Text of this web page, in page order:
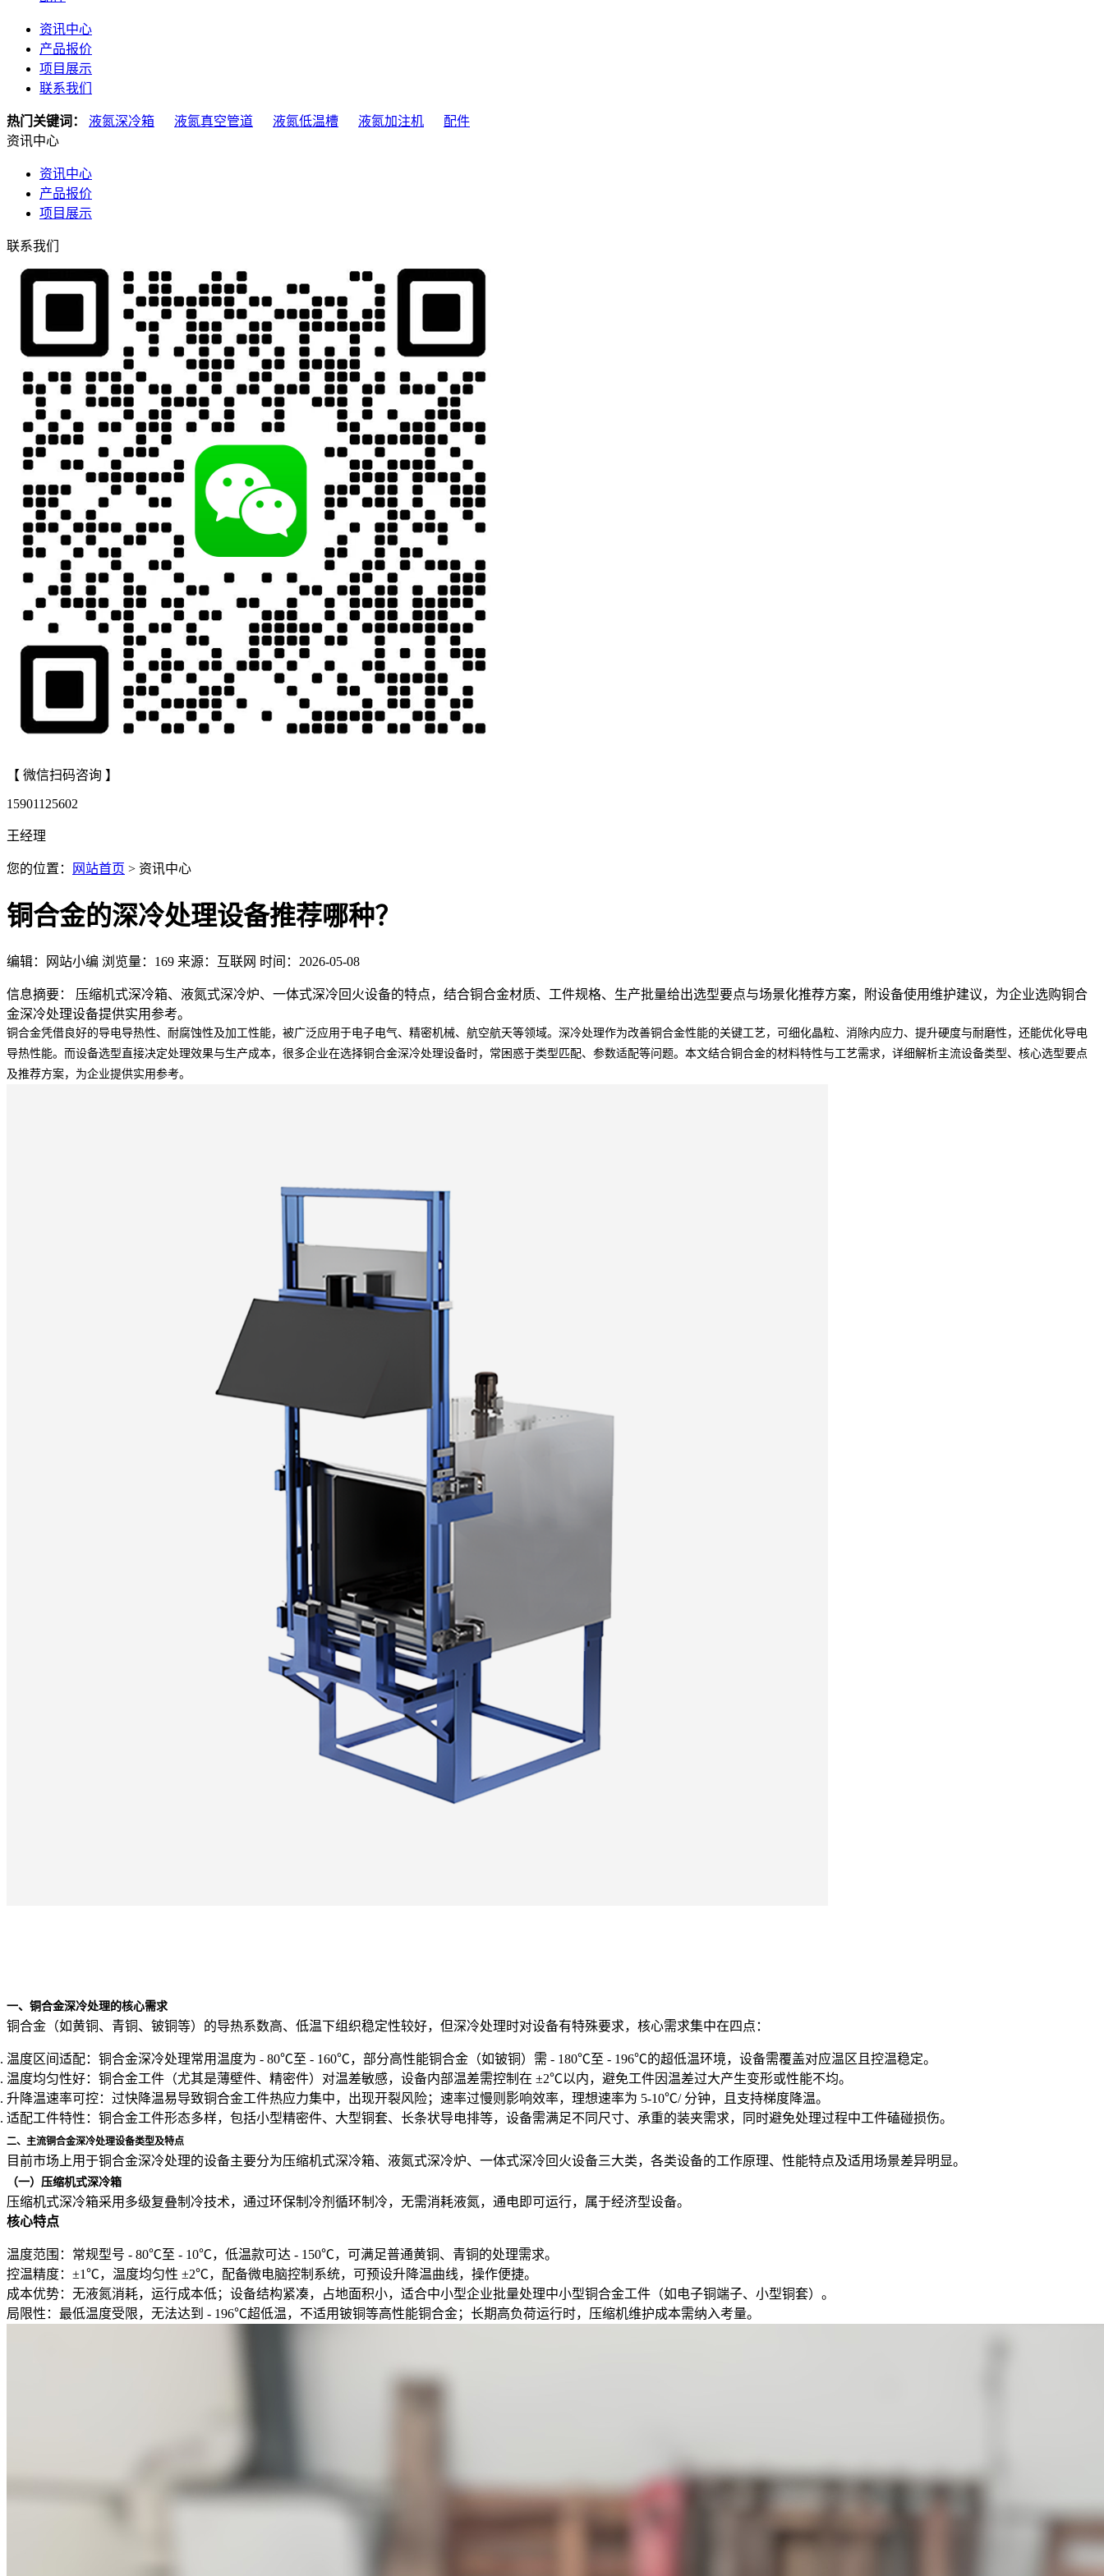
资讯中心
产品报价
项目展示
联系我们
热门关键词： 液氮深冷箱 液氮真空管道 液氮低温槽 液氮加注机
配件
资讯中心
资讯中心
产品报价
项目展示
联系我们
【 微信扫码咨询 】
15901125602
王经理
您的位置： 网站首页 > 资讯中心
铜合金的深冷处理设备推荐哪种？
编辑：网站小编 浏览量： 169 来源：互联网 时间：2026-05-08
信息摘要： 压缩机式深冷箱、液氮式深冷炉、一体式深冷回火设备的特点，结合铜合金材质、工件规格、生产批量给出选型要点与场景化推荐方案，附设备使用维护建议，为企业选购铜合
金深冷处理设备提供实用参考。
铜合金凭借良好的导电导热性、耐腐蚀性及加工性能，被广泛应用于电子电气、精密机械、航空航天等领域。深冷处理作为改善铜合金性能的关键工艺，可细化晶粒、消除内应力、提升硬度与耐磨性，还能优化导电
导热性能。而设备选型直接决定处理效果与生产成本，很多企业在选择铜合金深冷处理设备时，常困惑于类型匹配、参数适配等问题。本文结合铜合金的材料特性与工艺需求，详细解析主流设备类型、核心选型要点
及推荐方案，为企业提供实用参考。
一、铜合金深冷处理的核心需求
铜合金（如黄铜、青铜、铍铜等）的导热系数高、低温下组织稳定性较好，但深冷处理时对设备有特殊要求，核心需求集中在四点：
温度区间适配：铜合金深冷处理常用温度为 - 80℃至 - 160℃，部分高性能铜合金（如铍铜）需 - 180℃至 - 196℃的超低温环境，设备需覆盖对应温区且控温稳定。
温度均匀性好：铜合金工件（尤其是薄壁件、精密件）对温差敏感，设备内部温差需控制在 ±2℃以内，避免工件因温差过大产生变形或性能不均。
升降温速率可控：过快降温易导致铜合金工件热应力集中，出现开裂风险；速率过慢则影响效率，理想速率为 5-10℃/ 分钟，且支持梯度降温。
适配工件特性 ：铜合金工件形态多样，包括小型精密件、大型铜套、长条状导电排等，设备需满足不同尺寸、承重的装夹需求，同时避免处理过程中工件磕碰损伤。
二、主流铜合金深冷处理设备类型及特点
目前市场上用于铜合金深冷处理的设备主要分为压缩机式深冷箱、 液氮式深冷炉、 一体式深冷回火设备三大类，各类设备的工作原理、性能特点及适用场景差异明显。
（一）压缩机式深冷箱
压缩机式深冷箱采用 多级复叠制冷技术，通过环保制冷剂循环制冷，无需消耗液氮，通电即可运行，属于经济型设备。
核心特点
温度范围 ：常规型号 - 80℃至 - 10℃，低温款可达 - 150℃，可满足普通黄铜、青铜的处理需求。
控温精度：±1℃，温度均匀性 ±2℃，配备微电脑控制系统，可预设升降温曲线，操作便捷。
成本优势：无液氮消耗，运行成本低；设备结构紧凑，占地面积小，适合中小型企业批量处理中小型铜合金工件（如电子铜端子、小型铜套）。
局限性 ：最低温度受限，无法达到 - 196℃超低温，不适用铍铜等高性能铜合金；长期高负荷运行时，压缩机维护成本需纳入考量。